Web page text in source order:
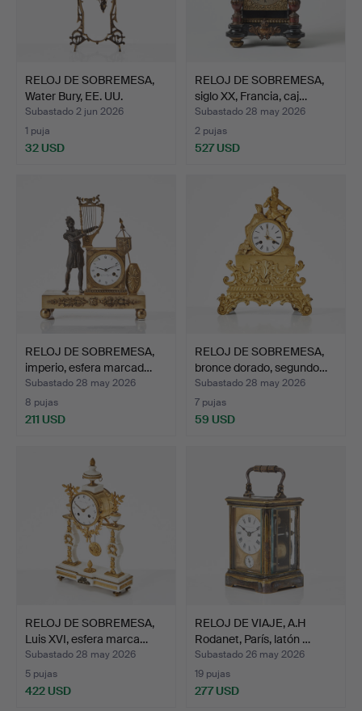
RELOJ DE SOBREMESA,
Water Bury, EE. UU.
Subastado 2 jun 2026
1 puja
32 USD
RELOJ DE SOBREMESA,
siglo XX, Francia, caj…
Subastado 28 may 2026
2 pujas
527 USD
RELOJ DE SOBREMESA,
imperio, esfera marcad…
Subastado 28 may 2026
8 pujas
211 USD
RELOJ DE SOBREMESA,
bronce dorado, segundo…
Subastado 28 may 2026
7 pujas
59 USD
RELOJ DE SOBREMESA,
Luis XVI, esfera marca…
Subastado 28 may 2026
5 pujas
422 USD
RELOJ DE VIAJE, A.H
Rodanet, París, latón …
Subastado 26 may 2026
19 pujas
277 USD